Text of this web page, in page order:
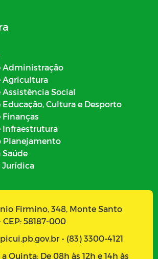
Administração
Agricultura
Assistência Social
Educação, Cultura e Desporto
Finanças
Infraestrutura
Planejamento
Saúde
Jurídica
Firmino, 348, Monte Santo
58187-000
- (83) 3300-4121
Quinta: De 08h às 12h e 14h às